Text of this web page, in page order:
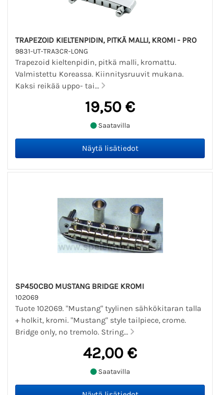
TRAPEZOID KIELTENPIDIN, PITKÄ MALLI, KROMI - PRO
9831-UT-TRA3CR-LONG
Trapezoid kieltenpidin, pitkä malli, kromattu.
Valmistettu Koreassa. Kiinnitysruuvit mukana.
Kaksi reikää uppo- tai...
19,50 €
Saatavilla
SP450CBO MUSTANG BRIDGE KROMI
102069
Tuote 102069. "Mustang" tyylinen sähkökitaran talla
+ holkit, kromi. "Mustang" style tailpiece, crome.
Bridge only, no tremolo. String...
42,00 €
Saatavilla